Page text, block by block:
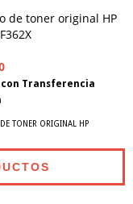
de toner original HP
con Transferencia
TONER ORIGINAL HP